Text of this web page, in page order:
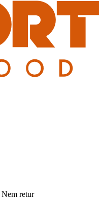
Nem retur